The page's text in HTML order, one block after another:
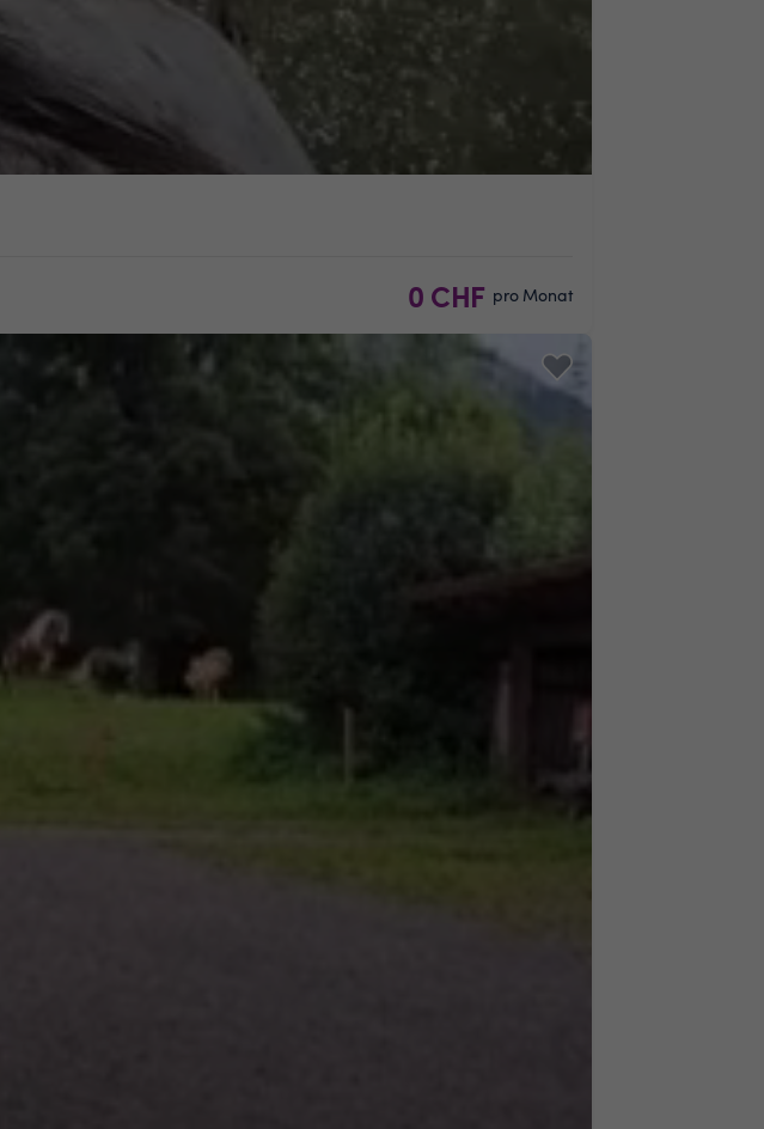
0 CHF pro Monat